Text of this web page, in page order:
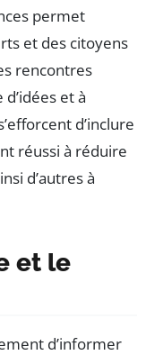
permet
et des citoyens
rencontres
et à
d’inclure
réussi à réduire
d’autres à
et le
d’informer